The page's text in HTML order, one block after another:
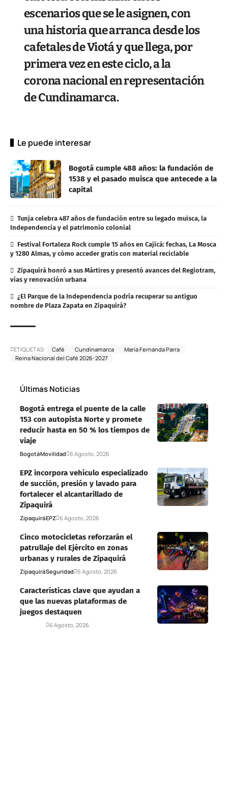
escenarios que se le asignen, con
una historia que arranca desde los
cafetales de Viotá y que llega, por
primera vez en este ciclo, a la
corona nacional en representación
de Cundinamarca.
Le puede interesar
Bogotá cumple 488 años: la fundación de
1538 y el pasado muisca que antecede a la
capital
Tunja celebra 487 años de fundación entre su legado muisca, la
Independencia y el patrimonio colonial
Festival Fortaleza Rock cumple 15 años en Cajicá: fechas, La Mosca
y 1280 Almas, y cómo acceder gratis con material reciclable
Zipaquirá honró a sus Mártires y presentó avances del Regiotram,
vías y renovación urbana
¿El Parque de la Independencia podría recuperar su antiguo
nombre de Plaza Zapata en Zipaquirá?
ETIQUETAS: Café Cundinamarca
María Fernanda Parra
Reina Nacional del Café 2026-2027
Últimas Noticias
Bogotá entrega el puente de la calle
153 con autopista Norte y promete
reducir hasta en 50 % los tiempos de
viaje
BogotáMovilidad 6 Agosto, 2026
EPZ incorpora vehículo especializado
de succión, presión y lavado para
fortalecer el alcantarillado de
Zipaquirá
ZipaquiráEPZ 6 Agosto, 2026
Cinco motocicletas reforzarán el
patrullaje del Ejército en zonas
urbanas y rurales de Zipaquirá
ZipaquiráSeguridad 6 Agosto, 2026
Características clave que ayudan a
que las nuevas plataformas de
juegos destaquen
6 Agosto, 2026